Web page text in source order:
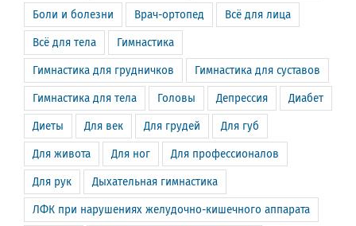
Боли и болезни Врач-ортопед Всё для лица
Всё для тела Гимнастика
Гимнастика для грудничков Гимнастика для суставов
Гимнастика для тела Головы Депрессия Диабет
Диеты Для век Для грудей Для губ
Для живота Для ног Для профессионалов
Для рук Дыхательная гимнастика
ЛФК при нарушениях желудочно-кишечного аппарата